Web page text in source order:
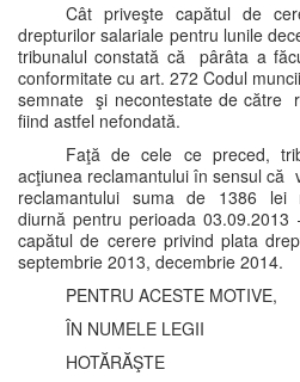
Cât priveşte capătul de
drepturilor salariale pentru lunile
tribunalul constată că pârâta a
conformitate cu art. 272 Codul
semnate şi necontestate de către
fiind astfel nefondată.
Faţă de cele ce preced,
acţiunea reclamantului în sensul că
reclamantului suma de 1386 lei
diurnă pentru perioada
capătul de cerere privind plata
septembrie 2013, decembrie 2014.
PENTRU ACESTE MOTIVE,
ÎN NUMELE LEGII
HOTĂRĂŞTE